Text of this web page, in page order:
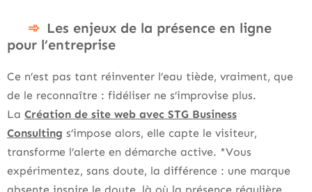
Les enjeux de la présence en ligne
pour l’entreprise
Ce n’est pas tant réinventer l’eau tiède, vraiment, que
de le reconnaître : fidéliser ne s’improvise plus.
La Création de site web avec STG Business
Consulting s’impose alors, elle capte le visiteur,
transforme l’alerte en démarche active. *Vous
expérimentez, sans doute, la différence : une marque